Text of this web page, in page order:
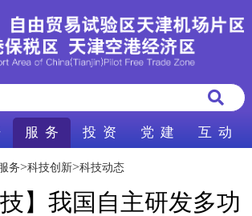
服 务 投 资 党 建 互 动
服务>科技创新>科技动态
技】我国自主研发多功